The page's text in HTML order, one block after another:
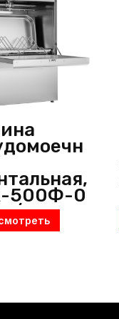
500Ф-0
1, Abat